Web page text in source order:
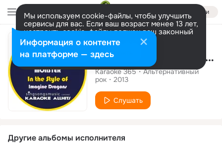
Войти
Мы используем cookie-файлы, чтобы улучшить
сервисы для вас. Если ваш возраст менее 13 лет,
настроить cookie-файлы должен ваш законный
представитель. Больше информации
Разрешить все Настроить
Сингл
Monster (In the Style of Imagine Dragons) [Karaoke Instrumental Version] - Single
Karaoke 365
Альтернативный
рок
2013
Слушать
Другие альбомы исполнителя
Информация о контенте
на платформе — здесь